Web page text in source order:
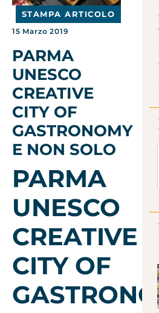
STAMPA ARTICOLO
15 Marzo 2019
PARMA
UNESCO
CREATIVE
CITY OF
GASTRONOMY
E NON SOLO
PARMA
UNESCO
CREATIVE
CITY OF